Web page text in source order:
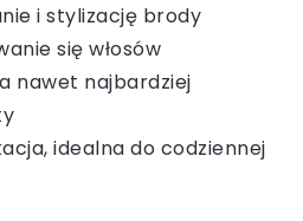
i stylizację brody
się włosów
nawet najbardziej
idealna do codziennej